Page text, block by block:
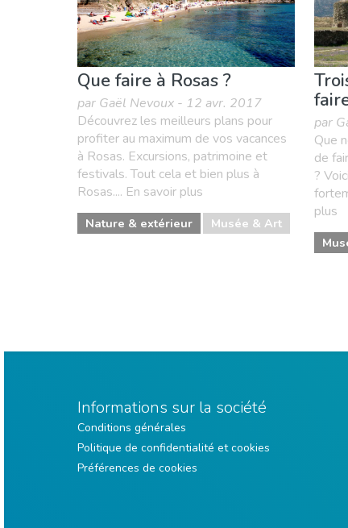
Que faire à Rosas ?
par Gaël Nevoux - 12 avr. 2017
Découvrez les meilleurs plans pour
profiter au maximum de vos vacances
à Rosas. Excursions, patrimoine et
festivals. Tout cela et bien plus à
Rosas.... En savoir plus
Nature & extérieur Musée & Art
par
Que
de
?
plus
Informations sur la société
Conditions générales
Politique de confidentialité et cookies
Préférences de cookies